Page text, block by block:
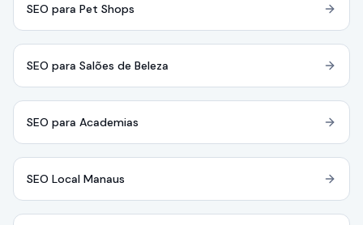
SEO para Pet Shops
SEO para Salões de Beleza
SEO para Academias
SEO Local Manaus